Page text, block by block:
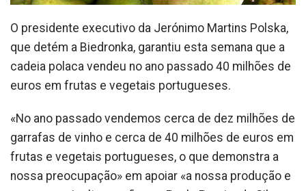
O presidente executivo da Jerónimo Martins Polska,
que detém a Biedronka, garantiu esta semana que a
cadeia polaca vendeu no ano passado 40 milhões de
euros em frutas e vegetais portugueses.
«No ano passado vendemos cerca de dez milhões de
garrafas de vinho e cerca de 40 milhões de euros em
frutas e vegetais portugueses, o que demonstra a
nossa preocupação» em apoiar «a nossa produção e